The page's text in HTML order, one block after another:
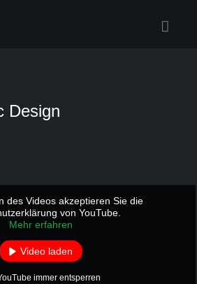
Design
des Videos akzeptieren Sie die
von YouTube.
Mehr erfahren
Video laden
immer entsperren